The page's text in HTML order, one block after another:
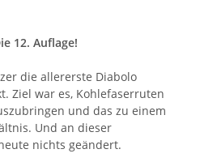
12. Auflage!
die allererste Diabolo
Ziel war es, Kohlefaserruten
und das zu einem
Und an dieser
nichts geändert.